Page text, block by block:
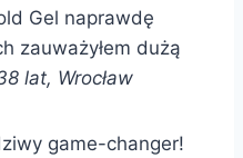
Gel naprawdę
zauważyłem dużą
lat, Wrocław
game-changer!